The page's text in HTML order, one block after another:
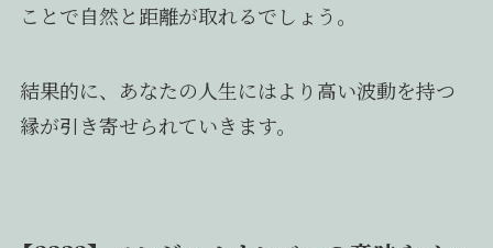
ことで自然と距離が取れるでしょう。
結果的に、あなたの人生にはより高い波動を持つ
縁が引き寄せられていきます。